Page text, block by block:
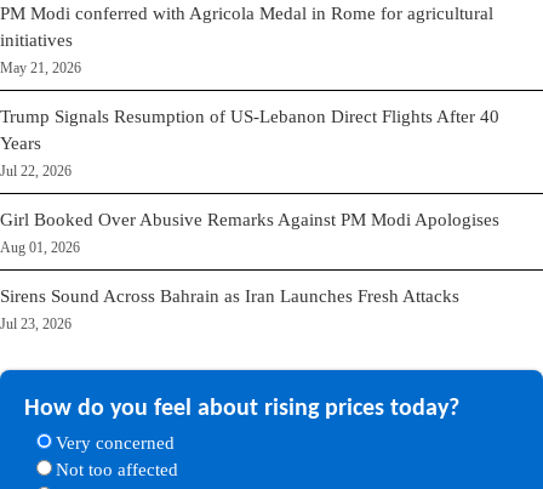
PM Modi conferred with Agricola Medal in Rome for agricultural
initiatives
May 21, 2026
Trump Signals Resumption of US-Lebanon Direct Flights After 40
Years
Jul 22, 2026
Girl Booked Over Abusive Remarks Against PM Modi Apologises
Aug 01, 2026
Sirens Sound Across Bahrain as Iran Launches Fresh Attacks
Jul 23, 2026
How do you feel about rising prices today?
Very concerned
Not too affected